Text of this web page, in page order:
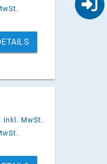
inkl. MwSt.